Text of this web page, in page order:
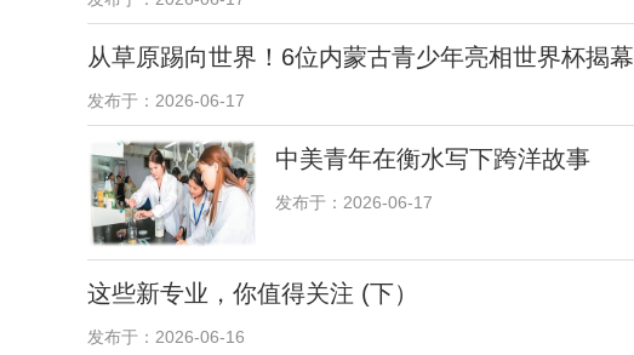
从草原踢向世界！6位内蒙古青少年亮相世界杯揭
发布于：2026-06-17
中美青年在衡水写下跨洋故事
发布于：2026-06-17
这些新专业，你值得关注 (下）
发布于：2026-06-16